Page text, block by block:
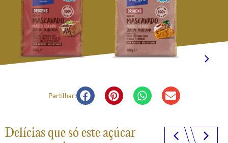
Partilhar:
Delícias que só este açúcar